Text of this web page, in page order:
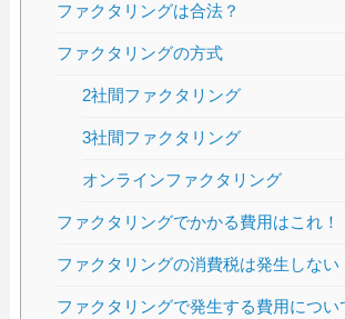
ファクタリングは合法？
ファクタリングの方式
2社間ファクタリング
3社間ファクタリング
オンラインファクタリング
ファクタリングでかかる費用はこれ！
ファクタリングの消費税は発生しない
ファクタリングで発生する費用につい